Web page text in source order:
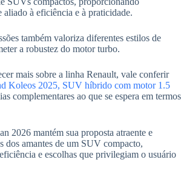
aliado à eficiência e à praticidade.
também valoriza diferentes estilos de
a robustez do motor turbo.
mais sobre a linha Renault, vale conferir
Koleos 2025, SUV híbrido com motor 1.5
complementares ao que se espera em termos
2026 mantém sua proposta atraente e
dos amantes de um SUV compacto,
e escolhas que privilegiam o usuário